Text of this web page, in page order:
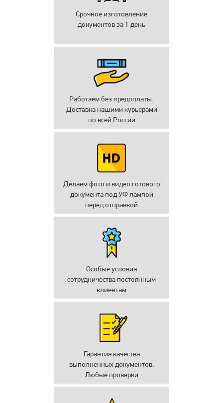
Срочное изготовление
документов за 1 день
Работаем без предоплаты.
Доставка нашими курьерами
по всей России
Делаем фото и видео готового
документа под УФ лампой
перед отправкой
Особые условия
сотрудничества постоянным
клиентам
Гарантия качества
выполненных документов.
Любые проверки